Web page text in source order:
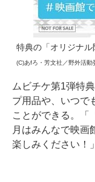
特典の「オリジナル
(C)あfろ・芳文社／野外活動
ムビチケ第1弾特
プ用品や、いつで
ことができる。「
月はみんなで映
楽しみください！